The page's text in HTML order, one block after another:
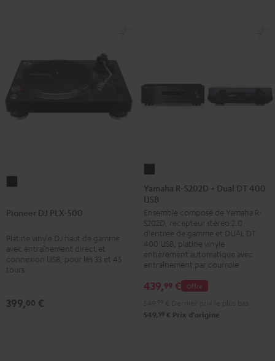
PLX-
Noir
Pioneer DJ PLX-500
Platine vinyle DJ haut de gamme
avec entraînement direct et
connexion USB, pour les 33 et 45
tours.
399,00 €
S202D
+
Dual
DT
400
Noir
Yamaha R-S202D + Dual DT 400
USB
Ensemble composé de Yamaha R-
S202D, récepteur stéréo 2.0
d'entrée de gamme et DUAL DT
400 USB, platine vinyle
entièrement automatique avec
entraînement par courroie
Offre
439,99 €
549, 99 € Prix d'origine